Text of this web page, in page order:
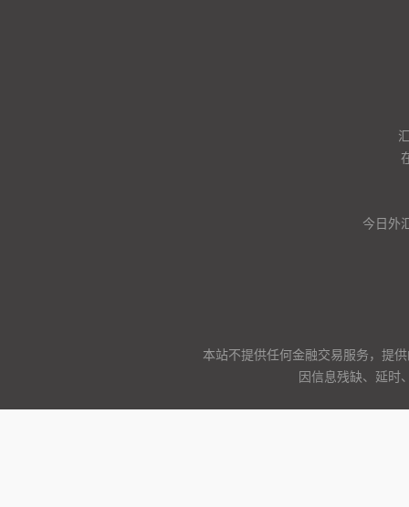
今日外
本站不提供任何金融交易服务，提
因信息残缺、延时